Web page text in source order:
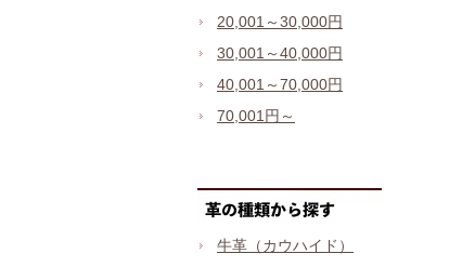
20,001～30,000円
30,001～40,000円
40,001～70,000円
70,001円～
牛革（カウハイド）